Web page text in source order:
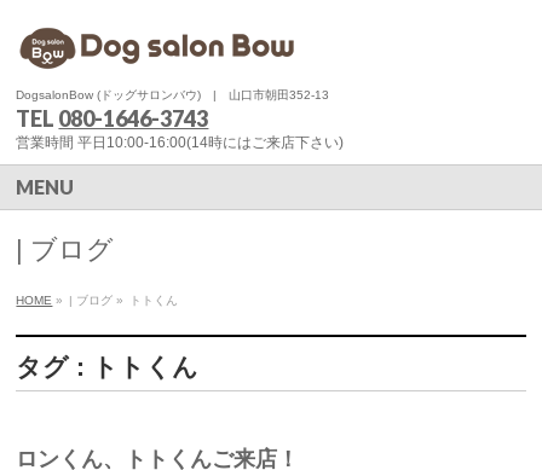
DogsalonBow (ドッグサロンバウ) | 山口市朝田352-13
TEL 080-1646-3743
営業時間 平日10:00-16:00(14時にはご来店下さい)
MENU
| ブログ
HOME » | ブログ » トトくん
タグ : トトくん
ロンくん、トトくんご来店！